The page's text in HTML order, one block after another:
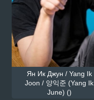
Ян Ик Джун / Yang Ik
Joon / 양익준 (Yang Ik
June) ()